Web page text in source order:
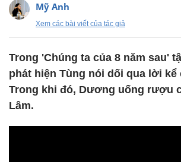
Mỹ Anh
Xem các bài viết của tác giả
Trong 'Chúng ta của 8 năm sau'
phát hiện Tùng nói dối qua lời kể
Trong khi đó, Dương uống rượu
Lâm.